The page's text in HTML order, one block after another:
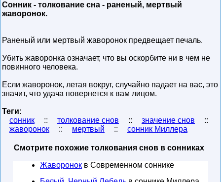
Сонник - толкование сна - раненый, мертвый
жаворонок.
Раненый или мертвый жаворонок предвещает печаль.
Убить жаворонка означает, что вы оскорбите ни в чем не
повинного человека.
Если жаворонок, летая вокруг, случайно падает на вас, это
значит, что удача повернется к вам лицом.
Теги:
сонник
:: толкование снов :: значение снов
::
жаворонок
:: мертвый :: сонник Миллера
Смотрите похожие толкования снов в сонниках
Жаворонок в Современном соннике